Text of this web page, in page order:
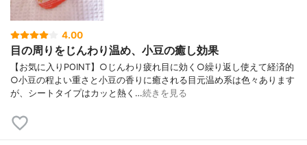
4.00
目の周りをじんわり温め、小豆の癒し効果
【お気に入りPOINT】○じんわり疲れ目に効く○繰り返し使えて経済的
○小豆の程よい重さと小豆の香りに癒される目元温め系は色々あります
が、シートタイプはカッと熱く…続きを見る